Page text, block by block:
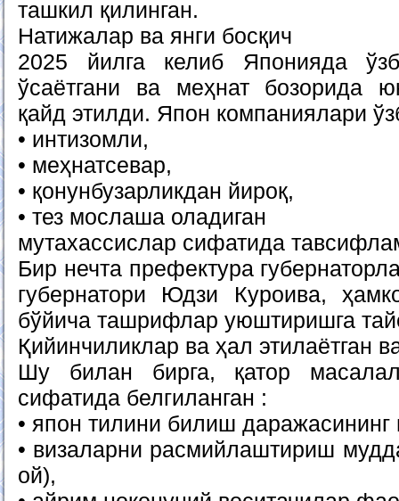
ташкил қилинган.
Натижалар ва янги босқич
2025 йилга келиб Японияда
ўсаётгани ва меҳнат бозорида
қайд этилди. Япон компаниялари
• интизомли,
• меҳнатсевар,
• қонунбузарликдан йироқ,
• тез мослаша оладиган
мутахассислар сифатида
Бир нечта префектура
губернатори Юдзи Куроива,
бўйича ташрифлар уюштиришга
Қийинчиликлар ва ҳал этилаётган
Шу билан бирга, қатор
сифатида белгиланган :
• япон тилини билиш даражасининг
• визаларни расмийлаштириш
ой),